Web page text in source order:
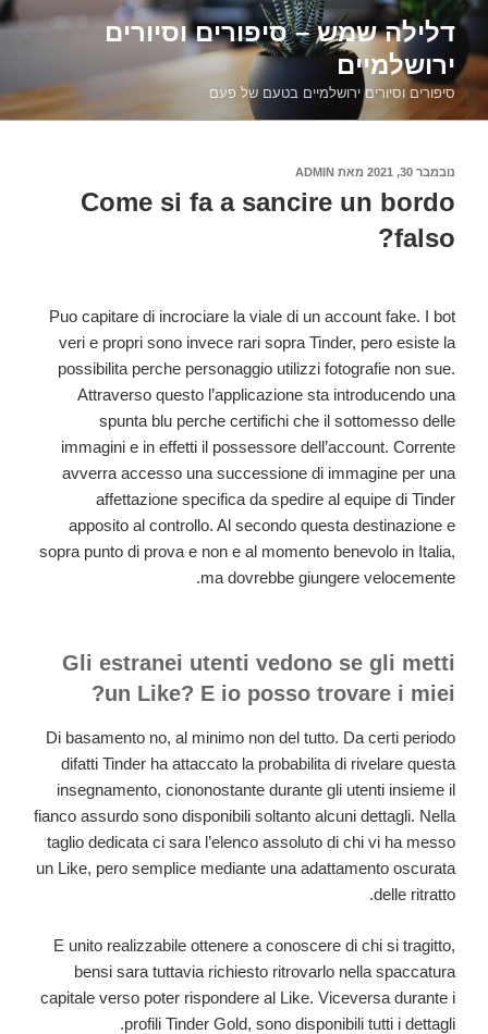
דילוג
לתוכןדלילה שמש – סיפורים וסיורים
ירושלמיים
סיפורים וסיורים ירושלמיים בטעם של פעם
פורסם
נובמבר 30, 2021 מאת ADMIN
Come si fa a sancire un bordo
falso?
Puo capitare di incrociare la viale di un account fake. I bot
veri e propri sono invece rari sopra Tinder, pero esiste la
possibilita perche personaggio utilizzi fotografie non sue.
Attraverso questo l’applicazione sta introducendo una
spunta blu perche certifichi che il sottomesso delle
immagini e in effetti il possessore dell’account. Corrente
avverra accesso una successione di immagine per una
affettazione specifica da spedire al equipe di Tinder
apposito al controllo. Al secondo questa destinazione e
sopra punto di prova e non e al momento benevolo in Italia,
ma dovrebbe giungere velocemente.
Gli estranei utenti vedono se gli metti
un Like? E io posso trovare i miei?
Di basamento no, al minimo non del tutto. Da certi periodo
difatti Tinder ha attaccato la probabilita di rivelare questa
insegnamento, ciononostante durante gli utenti insieme il
fianco assurdo sono disponibili soltanto alcuni dettagli. Nella
taglio dedicata ci sara l’elenco assoluto di chi vi ha messo
un Like, pero semplice mediante una adattamento oscurata
delle ritratto.
E unito realizzabile ottenere a conoscere di chi si tragitto,
bensi sara tuttavia richiesto ritrovarlo nella spaccatura
capitale verso poter rispondere al Like. Viceversa durante i
profili Tinder Gold, sono disponibili tutti i dettagli.